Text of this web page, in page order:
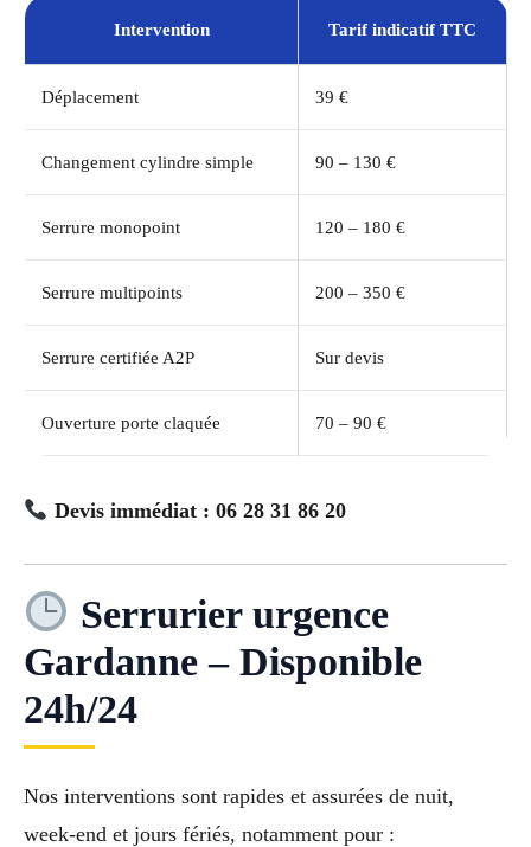
Intervention Tarif indicatif TTC
Déplacement 39 €
Changement cylindre simple 90 – 130 €
Serrure monopoint 120 – 180 €
Serrure multipoints 200 – 350 €
Serrure certifiée A2P Sur devis
Ouverture porte claquée 70 – 90 €
Devis immédiat : 06 28 31 86 20
Serrurier urgence
Gardanne – Disponible
24h/24
Nos interventions sont rapides et assurées de nuit,
week-end et jours fériés, notamment pour :